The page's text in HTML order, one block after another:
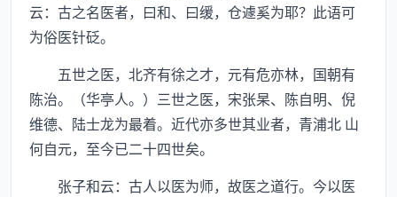
云：古之名医者，曰和、曰缓，仓遽奚为耶？此语可
为俗医针砭。
五世之医，北齐有徐之才，元有危亦林，国朝有
陈治。（华亭人。）三世之医，宋张杲、陈自明、倪
维德、陆士龙为最着。近代亦多世其业者，青浦北 山
何自元，至今已二十四世矣。
张子和云：古人以医为师，故医之道行。今以医